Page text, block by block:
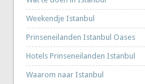
Weekendje Istanbul
Prinseneilanden Istanbul Oases
Hotels Prinseneilanden Istanbul
Waarom naar Istanbul